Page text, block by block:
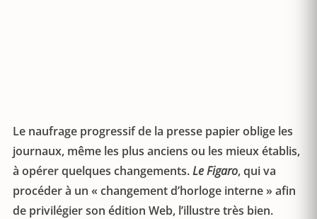
Le naufrage progressif de la presse papier oblige les
journaux, même les plus anciens ou les mieux établis,
à opérer quelques changements.Le Figaro, qui va
procéder à un « changement d’horloge interne » afin
de privilégier son édition Web, l’illustre très bien.